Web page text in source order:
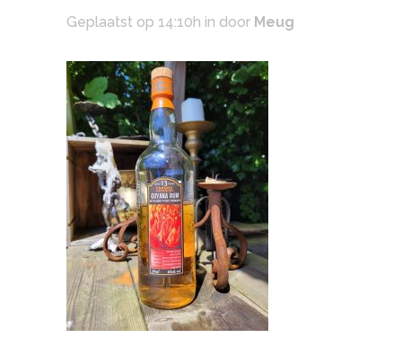
Geplaatst op 14:10h in door Meug